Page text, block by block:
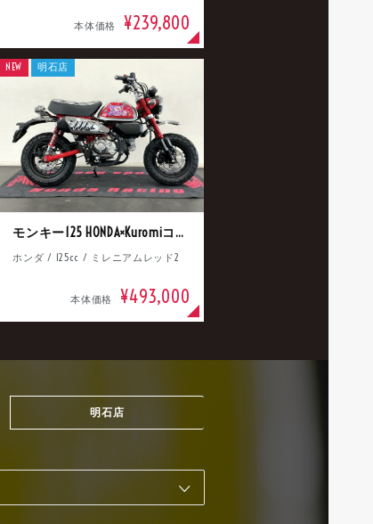
本体価格 ¥239,800
モンキー125 HONDA×Kuromiコラボ
ホンダ / 125cc / ミレニアムレッド2
本体価格 ¥493,000
NEW 明石店
明石店